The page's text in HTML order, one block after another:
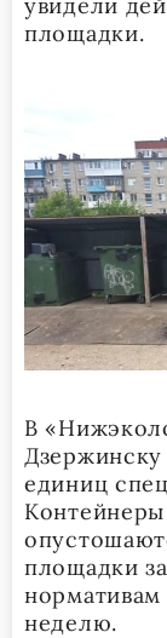
площадки.
В
Дзержинску
единиц
площадки
неделю.